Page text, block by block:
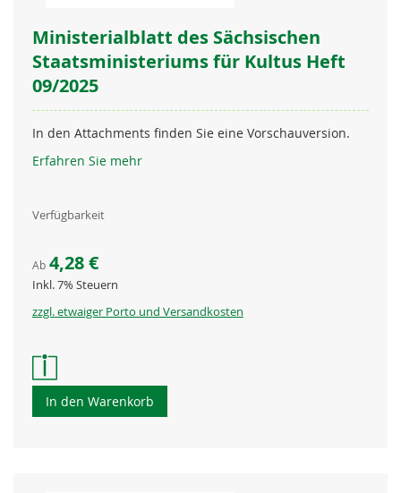
Ministerialblatt des Sächsischen
Staatsministeriums für Kultus Heft
09/2025
In den Attachments finden Sie eine Vorschauversion.
Erfahren Sie mehr
Verfügbarkeit
Ab 4,28 €
Inkl. 7% Steuern
zzgl. etwaiger Porto und Versandkosten
In den Warenkorb